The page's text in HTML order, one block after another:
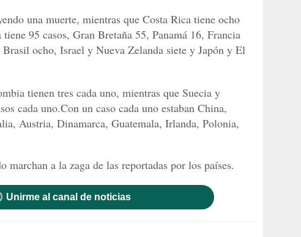
una muerte, mientras que Costa Rica tiene ocho
tiene 95 casos, Gran Bretaña 55, Panamá 16, Francia
ocho, Israel y Nueva Zelanda siete y Japón y El
tienen tres cada uno, mientras que Suecia y
cada uno.Con un caso cada uno estaban China,
Austria, Dinamarca, Guatemala, Irlanda, Polonia,
marchan a la zaga de las reportadas por los países.
Unirme al canal de noticias